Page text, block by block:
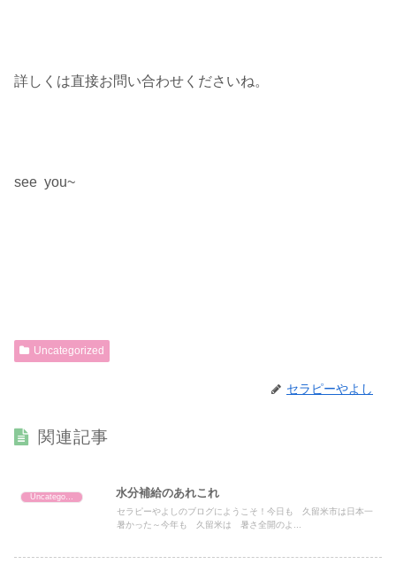
詳しくは直接お問い合わせくださいね。
see you~
Uncategorized
セラピーやよし
関連記事
水分補給のあれこれ
セラピーやよしのブログにようこそ！今日も 久留米市は日本一
暑かった～今年も 久留米は 暑さ全開のよ...